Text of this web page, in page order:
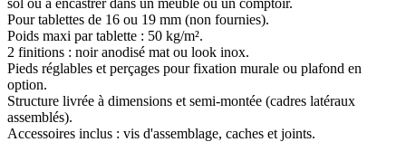
Pour tablettes de 16 ou 19 mm (non fournies).
Poids maxi par tablette : 50 kg/m².
2 finitions : noir anodisé mat ou look inox.
Pieds réglables et perçages pour fixation murale ou plafond en
option.
Structure livrée à dimensions et semi-montée (cadres latéraux
assemblés).
Accessoires inclus : vis d'assemblage, caches et joints.